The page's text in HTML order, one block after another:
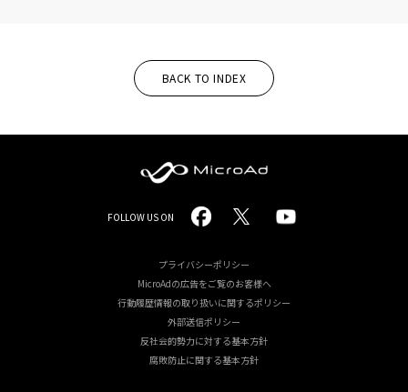
BACK TO INDEX
MicroAd
-
Redesigning
the
Future
Life
FOLLOW US ON
プライバシーポリシー
MicroAdの広告をご覧のお客様へ
行動履歴情報の取り扱いに関するポリシー
外部送信ポリシー
反社会的勢力に対する基本方針
腐敗防止に関する基本方針